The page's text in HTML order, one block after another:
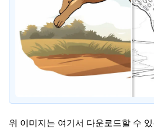
위 이미지는 여기서 다운로드할 수